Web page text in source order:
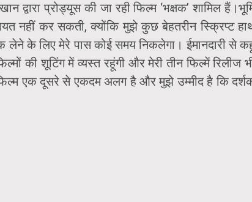
द्वारा प्रोड्यूस की जा रही फिल्म ‘भक्षक’ शामिल
नहीं कर सकती, क्योंकि मुझे कुछ बेहतरीन स्क्रिप्ट
लेने के लिए मेरे पास कोई समय निकलेगा। ईमानदारी से
की शूटिंग में व्यस्त रहूंगी और मेरी तीन फिल्में रिलीज
फिल्म एक दूसरे से एकदम अलग है और मुझे उम्मीद है कि